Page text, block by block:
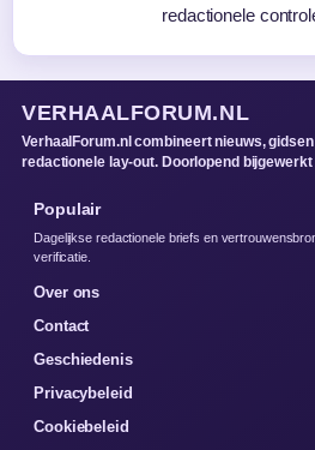
redactionele
VERHAALFORUM.NL
VerhaalForum.nl combineert nieuws,
redactionele lay-out. Doorlopend
Populair
Dagelijkse redactionele briefs en
verificatie.
Over ons
Contact
Geschiedenis
Privacybeleid
Cookiebeleid